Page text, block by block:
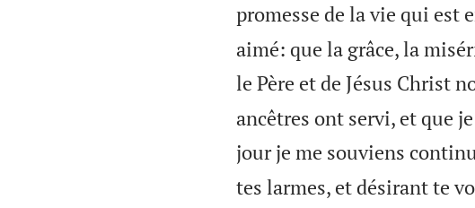
promesse de la vie qui est
aimé: que la grâce, la
le Père et de Jésus Christ
ancêtres ont servi, et que
jour je me souviens
tes larmes, et désirant te